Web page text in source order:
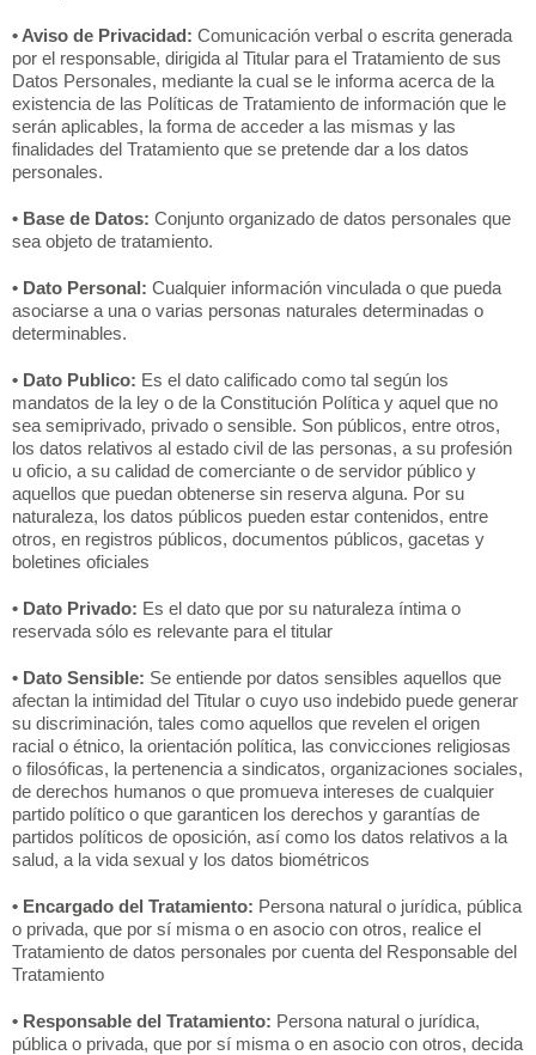
• Aviso de Privacidad: Comunicación verbal o escrita generada
por el responsable, dirigida al Titular para el Tratamiento de sus
Datos Personales, mediante la cual se le informa acerca de la
existencia de las Políticas de Tratamiento de información que le
serán aplicables, la forma de acceder a las mismas y las
finalidades del Tratamiento que se pretende dar a los datos
personales.
• Base de Datos: Conjunto organizado de datos personales que
sea objeto de tratamiento.
• Dato Personal: Cualquier información vinculada o que pueda
asociarse a una o varias personas naturales determinadas o
determinables.
• Dato Publico: Es el dato calificado como tal según los
mandatos de la ley o de la Constitución Política y aquel que no
sea semiprivado, privado o sensible. Son públicos, entre otros,
los datos relativos al estado civil de las personas, a su profesión
u oficio, a su calidad de comerciante o de servidor público y
aquellos que puedan obtenerse sin reserva alguna. Por su
naturaleza, los datos públicos pueden estar contenidos, entre
otros, en registros públicos, documentos públicos, gacetas y
boletines oficiales
• Dato Privado: Es el dato que por su naturaleza íntima o
reservada sólo es relevante para el titular
• Dato Sensible: Se entiende por datos sensibles aquellos que
afectan la intimidad del Titular o cuyo uso indebido puede generar
su discriminación, tales como aquellos que revelen el origen
racial o étnico, la orientación política, las convicciones religiosas
o filosóficas, la pertenencia a sindicatos, organizaciones sociales,
de derechos humanos o que promueva intereses de cualquier
partido político o que garanticen los derechos y garantías de
partidos políticos de oposición, así como los datos relativos a la
salud, a la vida sexual y los datos biométricos
• Encargado del Tratamiento: Persona natural o jurídica, pública
o privada, que por sí misma o en asocio con otros, realice el
Tratamiento de datos personales por cuenta del Responsable del
Tratamiento
• Responsable del Tratamiento: Persona natural o jurídica,
pública o privada, que por sí misma o en asocio con otros, decida